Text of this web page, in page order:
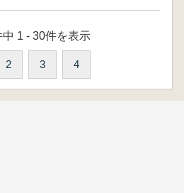
1 - 30件を表示
2 3 4